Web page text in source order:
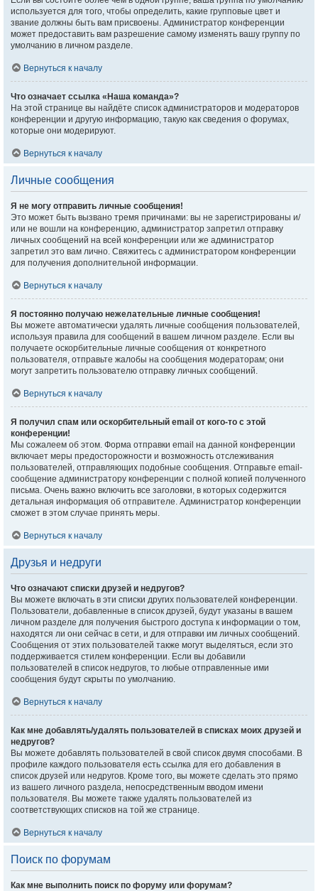
используется для того, чтобы определить, какие групповые цвет и
звание должны быть вам присвоены. Администратор конференции
может предоставить вам разрешение самому изменять вашу группу по
умолчанию в личном разделе.
Вернуться к началу
Что означает ссылка «Наша команда»?
На этой странице вы найдёте список администраторов и модераторов
конференции и другую информацию, такую как сведения о форумах,
которые они модерируют.
Вернуться к началу
Личные сообщения
Я не могу отправить личные сообщения!
Это может быть вызвано тремя причинами: вы не зарегистрированы и/
или не вошли на конференцию, администратор запретил отправку
личных сообщений на всей конференции или же администратор
запретил это вам лично. Свяжитесь с администратором конференции
для получения дополнительной информации.
Вернуться к началу
Я постоянно получаю нежелательные личные сообщения!
Вы можете автоматически удалять личные сообщения пользователей,
используя правила для сообщений в вашем личном разделе. Если вы
получаете оскорбительные личные сообщения от конкретного
пользователя, отправьте жалобы на сообщения модераторам; они
могут запретить пользователю отправку личных сообщений.
Вернуться к началу
Я получил спам или оскорбительный email от кого-то с этой
конференции!
Мы сожалеем об этом. Форма отправки email на данной конференции
включает меры предосторожности и возможность отслеживания
пользователей, отправляющих подобные сообщения. Отправьте email-
сообщение администратору конференции с полной копией полученного
письма. Очень важно включить все заголовки, в которых содержится
детальная информация об отправителе. Администратор конференции
сможет в этом случае принять меры.
Вернуться к началу
Друзья и недруги
Что означают списки друзей и недругов?
Вы можете включать в эти списки других пользователей конференции.
Пользователи, добавленные в список друзей, будут указаны в вашем
личном разделе для получения быстрого доступа к информации о том,
находятся ли они сейчас в сети, и для отправки им личных сообщений.
Сообщения от этих пользователей также могут выделяться, если это
поддерживается стилем конференции. Если вы добавили
пользователей в список недругов, то любые отправленные ими
сообщения будут скрыты по умолчанию.
Вернуться к началу
Как мне добавлять/удалять пользователей в списках моих друзей и
недругов?
Вы можете добавлять пользователей в свой список двумя способами. В
профиле каждого пользователя есть ссылка для его добавления в
список друзей или недругов. Кроме того, вы можете сделать это прямо
из вашего личного раздела, непосредственным вводом имени
пользователя. Вы можете также удалять пользователей из
соответствующих списков на той же странице.
Вернуться к началу
Поиск по форумам
Как мне выполнить поиск по форуму или форумам?